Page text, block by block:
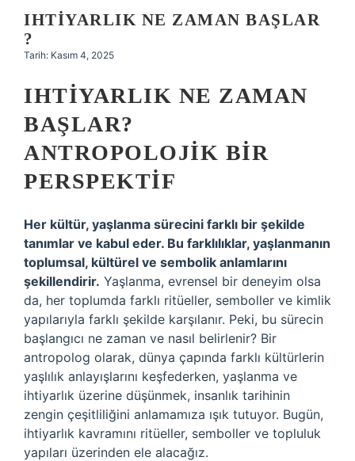
IHTIYARLIK NE ZAMAN BAŞLAR
?
Tarih: Kasım 4, 2025
IHTIYARLIK NE ZAMAN
BAŞLAR?
ANTROPOLOJIK BIR
PERSPEKTIF
Her kültür, yaşlanma sürecini farklı bir şekilde
tanımlar ve kabul eder. Bu farklılıklar, yaşlanmanın
toplumsal, kültürel ve sembolik anlamlarını
şekillendirir. Yaşlanma, evrensel bir deneyim olsa
da, her toplumda farklı ritüeller, semboller ve kimlik
yapılarıyla farklı şekilde karşılanır. Peki, bu sürecin
başlangıcı ne zaman ve nasıl belirlenir? Bir
antropolog olarak, dünya çapında farklı kültürlerin
yaşlılık anlayışlarını keşfederken, yaşlanma ve
ihtiyarlık üzerine düşünmek, insanlık tarihinin
zengin çeşitliliğini anlamamıza ışık tutuyor. Bugün,
ihtiyarlık kavramını ritüeller, semboller ve topluluk
yapıları üzerinden ele alacağız.